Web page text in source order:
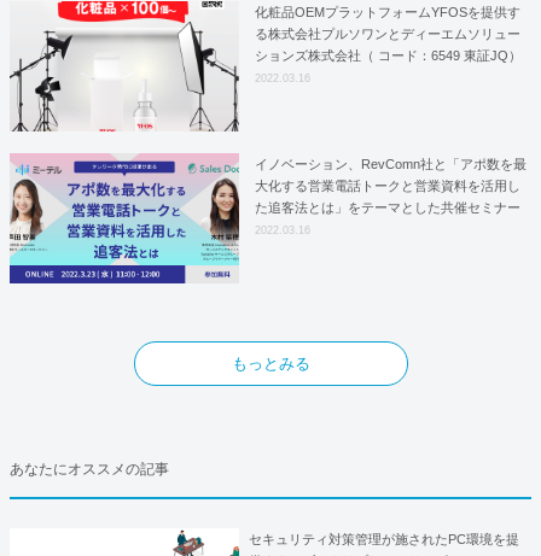
化粧品OEMプラットフォームYFOSを提供す
る株式会社プルソワンとディーエムソリュー
ションズ株式会社（ コード：6549 東証JQ）
はYFOSにおけるロジスティクスパートナー
2022.03.16
イノベーション、RevComn社と「アポ数を最
大化する営業電話トークと営業資料を活用し
た追客法とは」をテーマとした共催セミナー
を開催！
2022.03.16
もっとみる
あなたにオススメの記事
セキュリティ対策管理が施されたPC環境を提